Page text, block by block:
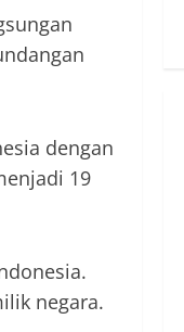
dengan
19
negara.